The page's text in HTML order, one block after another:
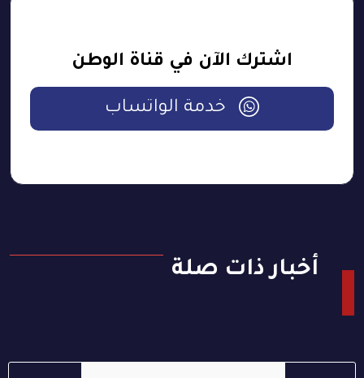
اشترك الآن في قناة الوطن
خدمة الواتساب
أخبار ذات صلة